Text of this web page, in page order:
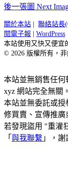
後一張圖 Next
關於本站 聯絡站長
閱電子報
WordPress
本站使用又快又便宜
© 2026 版權所有，
本站並無銷售任
xyz 網站完全無關。
本站並無委託或
修買賣、宣傳推廣
若發現盜用 "重灌
「 與我聯繫 」，謝